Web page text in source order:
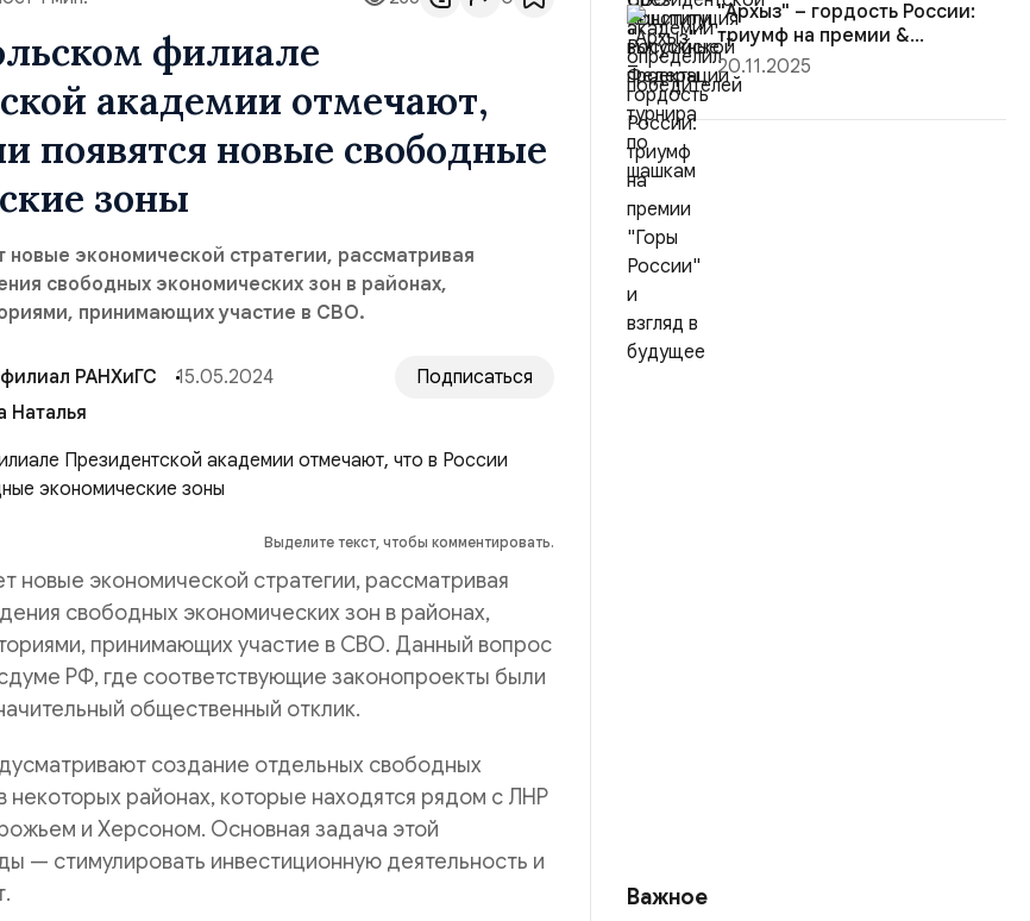
филиале
академии отмечают,
появятся новые свободные
зоны
новые экономической стратегии, рассматривая
свободных экономических зон в районах,
принимающих участие в СВО.
РАНХиГС 15.05.2024
Подписаться
Наталья
Выделите текст, чтобы комментировать.
новые экономической стратегии, рассматривая
свободных экономических зон в районах,
принимающих участие в СВО. Данный вопрос
РФ, где соответствующие законопроекты были
общественный отклик.
создание отдельных свободных
некоторых районах, которые находятся рядом с ЛНР
и Херсоном. Основная задача этой
— стимулировать инвестиционную деятельность и
"Архыз" – гордость России:
триумф на премии &...
20.11.2025
Важное